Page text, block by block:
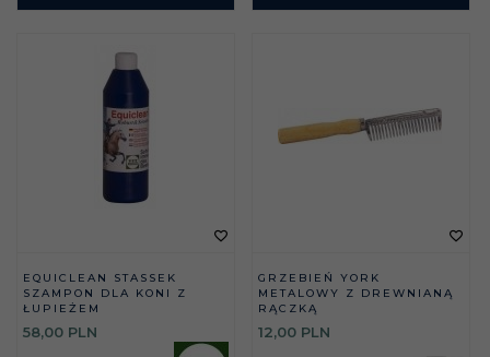
EQUICLEAN STASSEK
SZAMPON DLA KONI Z
ŁUPIEŻEM
58,00 PLN
GRZEBIEŃ YORK
METALOWY Z DREWNIANĄ
RĄCZKĄ
12,00 PLN